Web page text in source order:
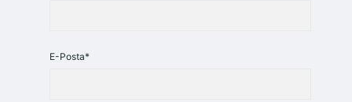
E-Posta*